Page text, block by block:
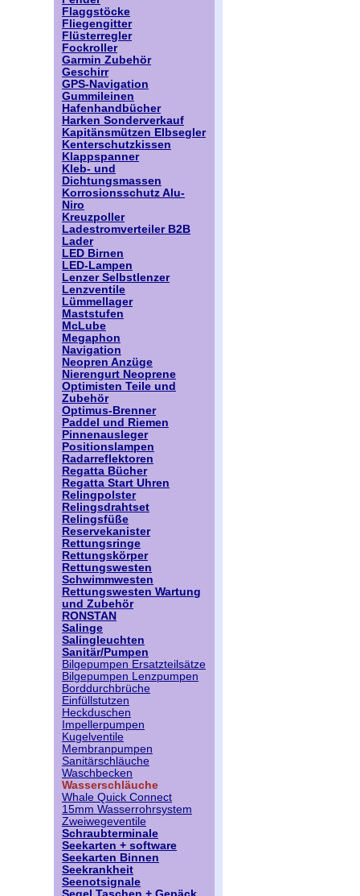
Flaggstöcke
Fliegengitter
Flüsterregler
Fockroller
Garmin Zubehör
Geschirr
GPS-Navigation
Gummileinen
Hafenhandbücher
Harken Sonderverkauf
Kapitänsmützen Elbsegler
Kenterschutzkissen
Klappspanner
Kleb- und
Dichtungsmassen
Korrosionsschutz Alu-
Niro
Kreuzpoller
Ladestromverteiler B2B
Lader
LED Birnen
LED-Lampen
Lenzer Selbstlenzer
Lenzventile
Lümmellager
Maststufen
McLube
Megaphon
Navigation
Neopren Anzüge
Nierengurt Neoprene
Optimisten Teile und
Zubehör
Optimus-Brenner
Paddel und Riemen
Pinnenausleger
Positionslampen
Radarreflektoren
Regatta Bücher
Regatta Start Uhren
Relingpolster
Relingsdrahtset
Relingsfüße
Reservekanister
Rettungsringe
Rettungskörper
Rettungswesten
Schwimmwesten
Rettungswesten Wartung
und Zubehör
RONSTAN
Salinge
Salingleuchten
Sanitär/Pumpen
Bilgepumpen Ersatzteilsätze
Bilgepumpen Lenzpumpen
Borddurchbrüche
Einfüllstutzen
Heckduschen
Impellerpumpen
Kugelventile
Membranpumpen
Sanitärschläuche
Waschbecken
Wasserschläuche
Whale Quick Connect
15mm Wasserrohrsystem
Zweiwegeventile
Schraubterminale
Seekarten + software
Seekarten Binnen
Seekrankheit
Seenotsignale